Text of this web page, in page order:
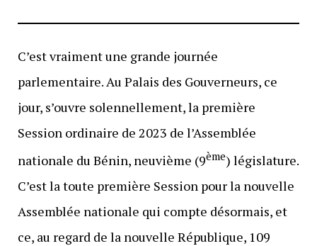
C’est vraiment une grande journée
parlementaire. Au Palais des Gouverneurs, ce
jour, s’ouvre solennellement, la première
Session ordinaire de 2023 de l’Assemblée
nationale du Bénin, neuvième (9ème) législature.
C’est la toute première Session pour la nouvelle
Assemblée nationale qui compte désormais, et
ce, au regard de la nouvelle République, 109